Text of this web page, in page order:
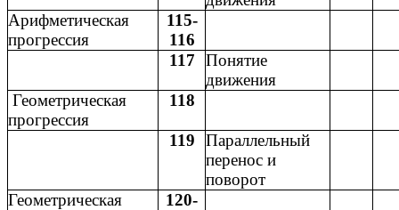
Арифметическая
прогрессия
115-
116
117
Понятие
движения
Геометрическая
прогрессия
118
119
Параллельный
перенос и
поворот
Геометрическая
120-